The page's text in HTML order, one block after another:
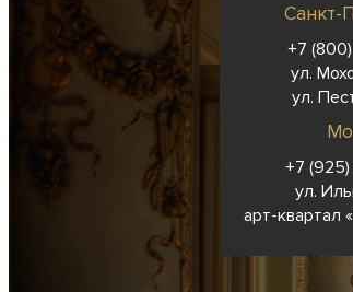
Санкт-
+7
ул.
ул.
+7
ул.
арт-квартал